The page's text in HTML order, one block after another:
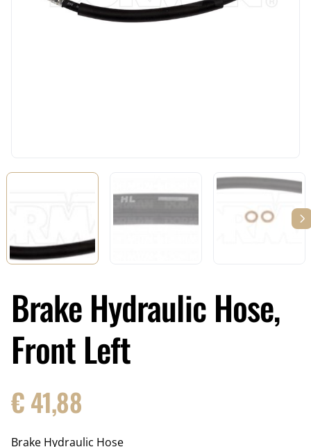
Brake Hydraulic Hose,
Front Left
€41,88
Brake Hydraulic Hose